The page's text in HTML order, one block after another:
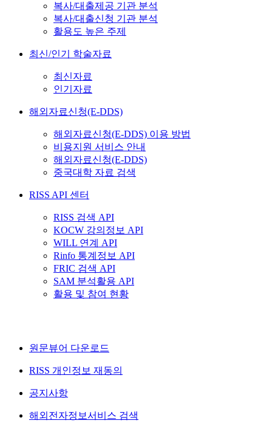
복사/대출제공 기관 분석
복사/대출신청 기관 분석
활용도 높은 주제
최신/인기 학술자료
최신자료
인기자료
해외자료신청(E-DDS)
해외자료신청(E-DDS) 이용 방법
비용지원 서비스 안내
해외자료신청(E-DDS)
중국대학 자료 검색
RISS API 센터
RISS 검색 API
KOCW 강의정보 API
WILL 연계 API
Rinfo 통계정보 API
FRIC 검색 API
SAM 분석활용 API
활용 및 참여 현황
원문뷰어 다운로드
RISS 개인정보 재동의
공지사항
해외전자정보서비스 검색